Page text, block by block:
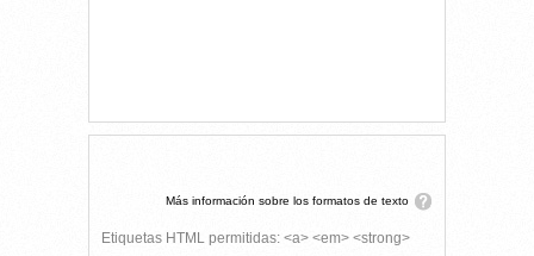
Más información sobre los formatos de texto
Etiquetas HTML permitidas: <a> <em> <strong>